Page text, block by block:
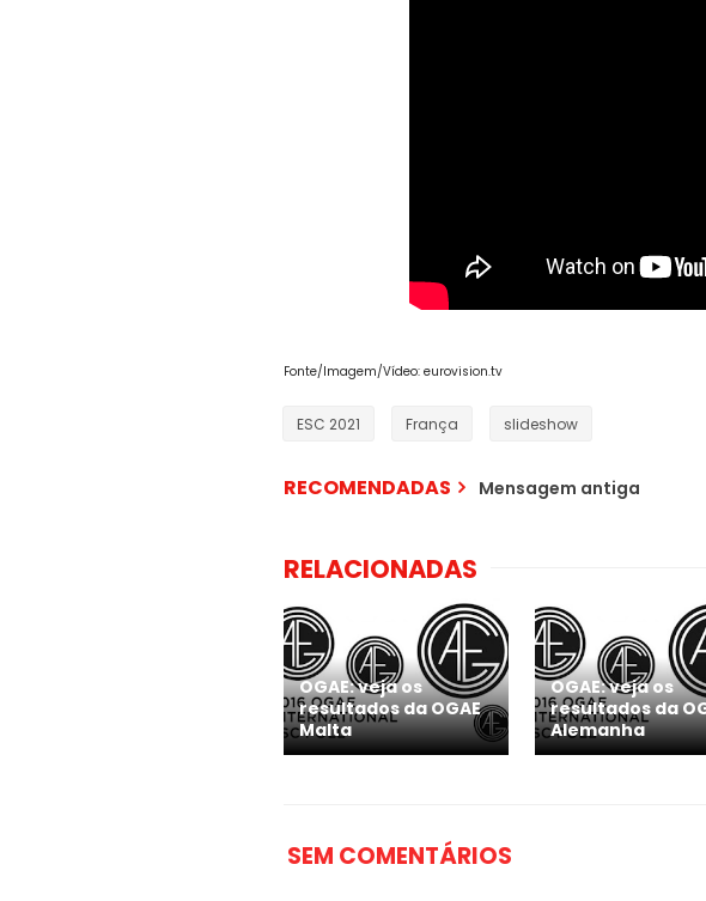
Fonte/Imagem/Vídeo: eurovision.tv
ESC 2021 França slideshow
RECOMENDADAS Mensagem antiga
RELACIONADAS
OGAE: veja os
resultados da OGAE
Malta
OGAE: veja os
resultados da
Alemanha
SEM COMENTÁRIOS